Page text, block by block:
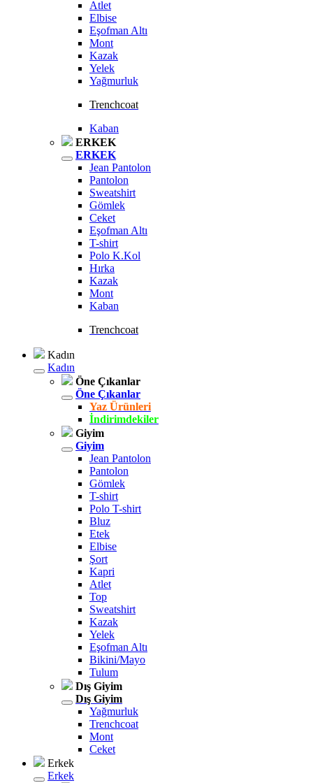
Atlet
Elbise
Eşofman Altı
Mont
Kazak
Yelek
Yağmurluk
Trenchcoat
Kaban
ERKEK
ERKEK
Jean Pantolon
Pantolon
Sweatshirt
Gömlek
Ceket
Eşofman Altı
T-shirt
Polo K.Kol
Hırka
Kazak
Mont
Kaban
Trenchcoat
Kadın
Kadın
Öne Çıkanlar
Öne Çıkanlar
Yaz Ürünleri
İndirimdekiler
Giyim
Giyim
Jean Pantolon
Pantolon
Gömlek
T-shirt
Polo T-shirt
Bluz
Etek
Elbise
Şort
Kapri
Atlet
Top
Sweatshirt
Kazak
Yelek
Eşofman Altı
Bikini/Mayo
Tulum
Dış Giyim
Dış Giyim
Yağmurluk
Trenchcoat
Mont
Ceket
Erkek
Erkek